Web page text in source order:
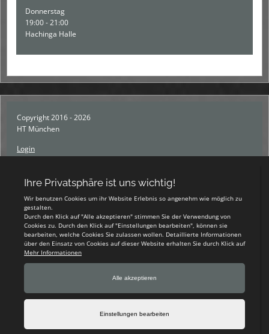
Donnerstag
19:00 - 21:00
Hachinga Halle
Copyright 2016 - 2026
HT München
Login
Impressum
Datenschutzerklärung
Teamsports 2
Dein Sportverein online